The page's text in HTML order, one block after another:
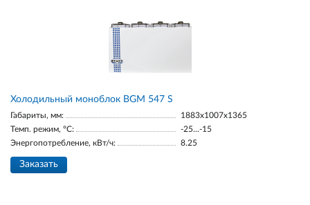
Холодильный моноблок BGМ 547 S
Габариты, мм:
1883х1007х1365
Темп. режим, °С:
-25...-15
Энергопотребление, кВт/ч:
8.25
Заказать